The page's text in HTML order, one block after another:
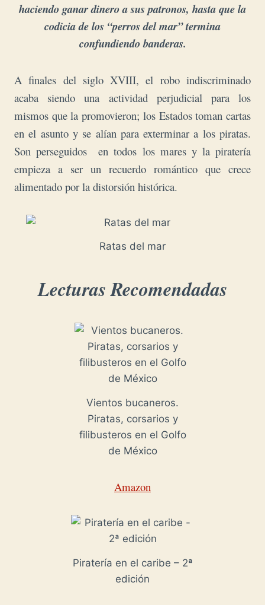
haciendo ganar dinero a sus patronos, hasta que la
codicia de los “perros del mar” termina
confundiendo banderas.
A finales del siglo XVIII, el robo indiscriminado
acaba siendo una actividad perjudicial para los
mismos que la promovieron; los Estados toman cartas
en el asunto y se alían para exterminar a los piratas.
Son perseguidos en todos los mares y la piratería
empieza a ser un recuerdo romántico que crece
alimentado por la distorsión histórica.
Ratas del mar
Lecturas Recomendadas
Vientos bucaneros.
Piratas, corsarios y
filibusteros en el Golfo
de México
Amazon
Piratería en el caribe – 2ª
edición